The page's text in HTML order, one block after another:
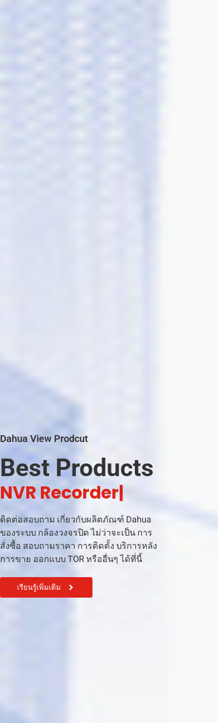
Dahua View Prodcut
Best Products
|
ติดต่อสอบถาม เกี่ยวกับผลิตภัณฑ์ Dahua
ของระบบ กล้องวงจรปิด ไม่ว่าจะเป็น การ
สั่งซื้อ สอบถามราคา การติดตั้ง บริการหลัง
การขาย ออกแบบ TOR หรืออื่นๆ ได้ที่นี้
เรียนรู้เพิ่มเติม